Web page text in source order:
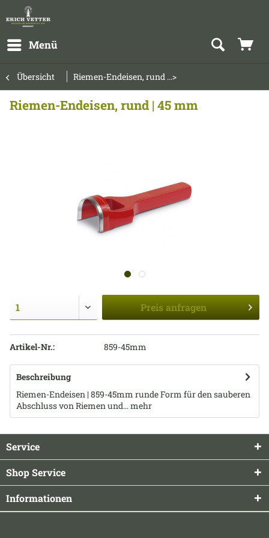
Menü
Übersicht Riemen-Endeisen, rund ...>
Riemen-Endeisen, rund | 45 mm
Preis anfragen
Artikel-Nr.: 859-45mm
Beschreibung
Riemen-Endeisen | 859-45mm runde Form für den sauberen
Abschluss von Riemen und...mehr
Service
Shop Service
Informationen